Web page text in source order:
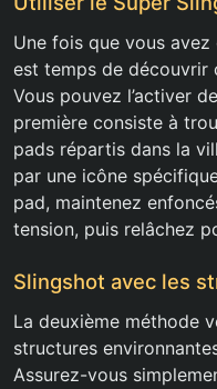
Une fois que vous
est temps de découvrir
Vous pouvez l’activer
première consiste à
pads répartis dans la
par une icône
pad, maintenez
tension, puis relâchez
Slingshot avec les
La deuxième méthode
structures
Assurez-vous